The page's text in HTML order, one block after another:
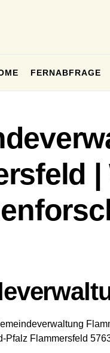
FERNABFRAGE
Pfalz Flammersfeld